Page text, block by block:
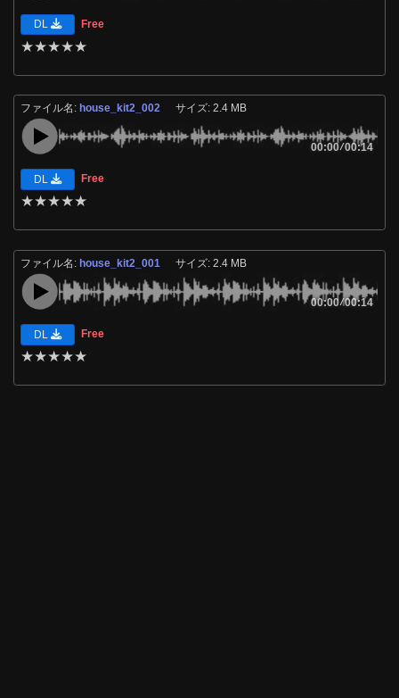
DL Free
★★★★★
ファイル名:house_kit2_002 サイズ: 2.4 MB
00:00/00:14
DL Free
★★★★★
ファイル名:house_kit2_001 サイズ: 2.4 MB
00:00/00:14
DL Free
★★★★★